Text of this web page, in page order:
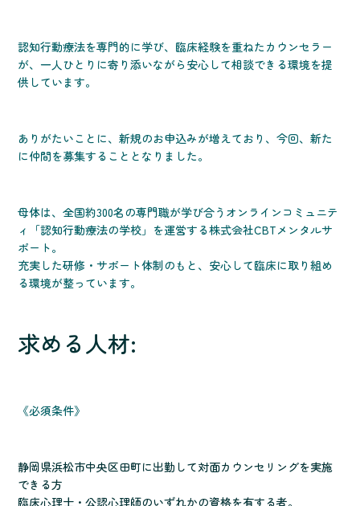
認知行動療法を専門的に学び、臨床経験を重ねたカウンセラー
が、一人ひとりに寄り添いながら安心して相談できる環境を提
供しています。
ありがたいことに、新規のお申込みが増えており、今回、新た
に仲間を募集することとなりました。
母体は、全国約300名の専門職が学び合うオンラインコミュニテ
ィ「認知行動療法の学校」を運営する株式会社CBTメンタルサ
ポート。
充実した研修・サポート体制のもと、安心して臨床に取り組め
る環境が整っています。
求める人材:
《必須条件》
静岡県浜松市中央区田町に出勤して対面カウンセリングを実施
できる方
臨床心理士・公認心理師のいずれかの資格を有する者。